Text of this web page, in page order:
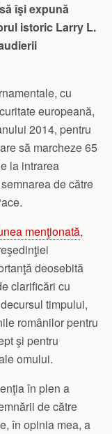
îşi expună
istoric Larry L.
cu
europeană,
2014, pentru
să marcheze 65
la intrarea
de către
.
menţionată,
deosebită
clarificări cu
timpului,
românilor pentru
şi pentru
omului.
în plen a
de către
în opinia mea, a